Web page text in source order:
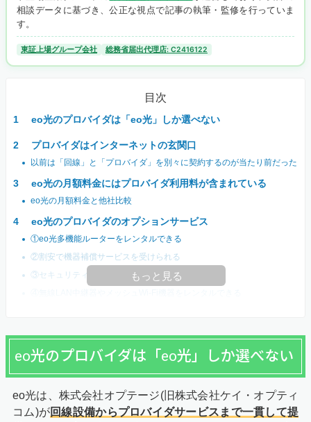
相談データに基づき、公正な視点で記事の執筆・監修を行っていま
す。
東証上場グループ会社 総務省届出代理店: C2416122
目次
eo光のプロバイダは「eo光」しか選べない
プロバイダはインターネットの玄関口
以前は「回線」と「プロバイダ」を別々に契約するのが当たり前だった
eo光の月額料金にはプロバイダ利用料が含まれている
eo光の月額料金と他社比較
eo光のプロバイダのオプションサービス
①eo光多機能ルーターをレンタルできる
②割安で機器補償サービスを受けられる
③セキュリティサービスが相場よりも安い
もっと見る
eo光のプロバイダは「eo光」しか選べない
eo光は、株式会社オプテージ(旧株式会社ケイ・オプティ
コム)が回線設備からプロバイダサービスまで一貫して提